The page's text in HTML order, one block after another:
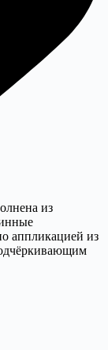
из
аппликацией из